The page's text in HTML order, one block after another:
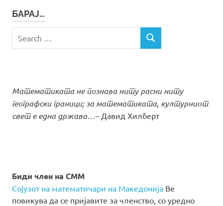
БАРАЈ…
SEARCH
Математиката не познава ниту расни ниту
географски граници; за математиката, културниот
свет е една држава…– Давид Хилберт
Биди член на СММ
Сојузот на математичари на Македонија Ве
повикува да се пријавите за членство, со уредно